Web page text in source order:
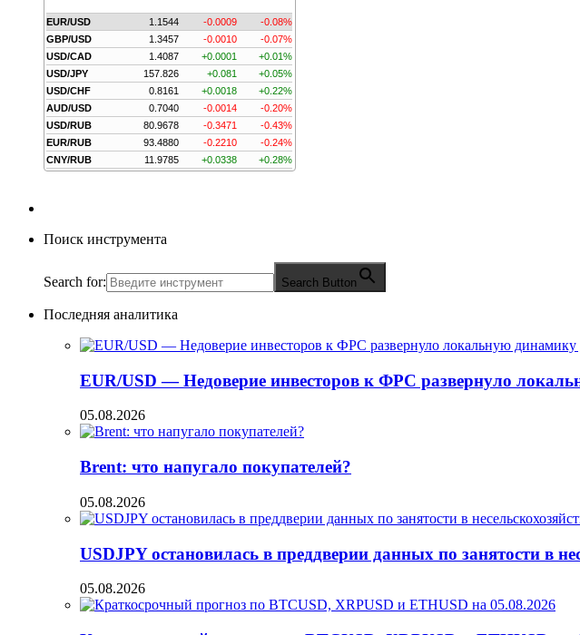
EUR/USD 1.1544 -0.0009
-0.08%
GBP/USD
1.3457 -0.0010
-0.07%
USD/CAD
1.4087 +0.0001
+0.01%
USD/JPY
157.826 +0.081
+0.05%
USD/CHF
0.8161 +0.0018
+0.22%
AUD/USD
0.7040 -0.0014
-0.20%
USD/RUB
80.9678 -0.3471
-0.43%
EUR/RUB
93.4880 -0.2210
-0.24%
CNY/RUB
11.9785 +0.0338 +0.28%
Поиск инструмента
Search for: Search Button
Последняя аналитика
EUR/USD — Недоверие инвесторов к ФРС развернуло
05.08.2026
Brent: что напугало покупателей?
05.08.2026
USDJPY остановилась в преддверии данных по занятости в
05.08.2026